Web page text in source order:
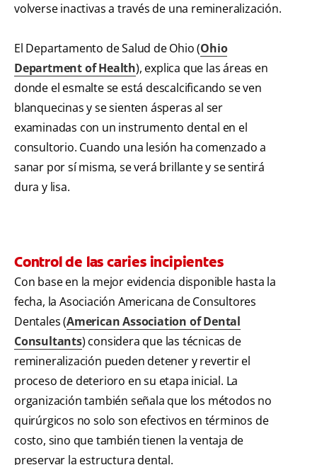
volverse inactivas a través de una remineralización.
El Departamento de Salud de Ohio (Ohio
Department of Health), explica que las áreas en
donde el esmalte se está descalcificando se ven
blanquecinas y se sienten ásperas al ser
examinadas con un instrumento dental en el
consultorio. Cuando una lesión ha comenzado a
sanar por sí misma, se verá brillante y se sentirá
dura y lisa.
Control de las caries incipientes
Con base en la mejor evidencia disponible hasta la
fecha, la Asociación Americana de Consultores
Dentales (American Association of Dental
Consultants) considera que las técnicas de
remineralización pueden detener y revertir el
proceso de deterioro en su etapa inicial. La
organización también señala que los métodos no
quirúrgicos no solo son efectivos en términos de
costo, sino que también tienen la ventaja de
preservar la estructura dental.